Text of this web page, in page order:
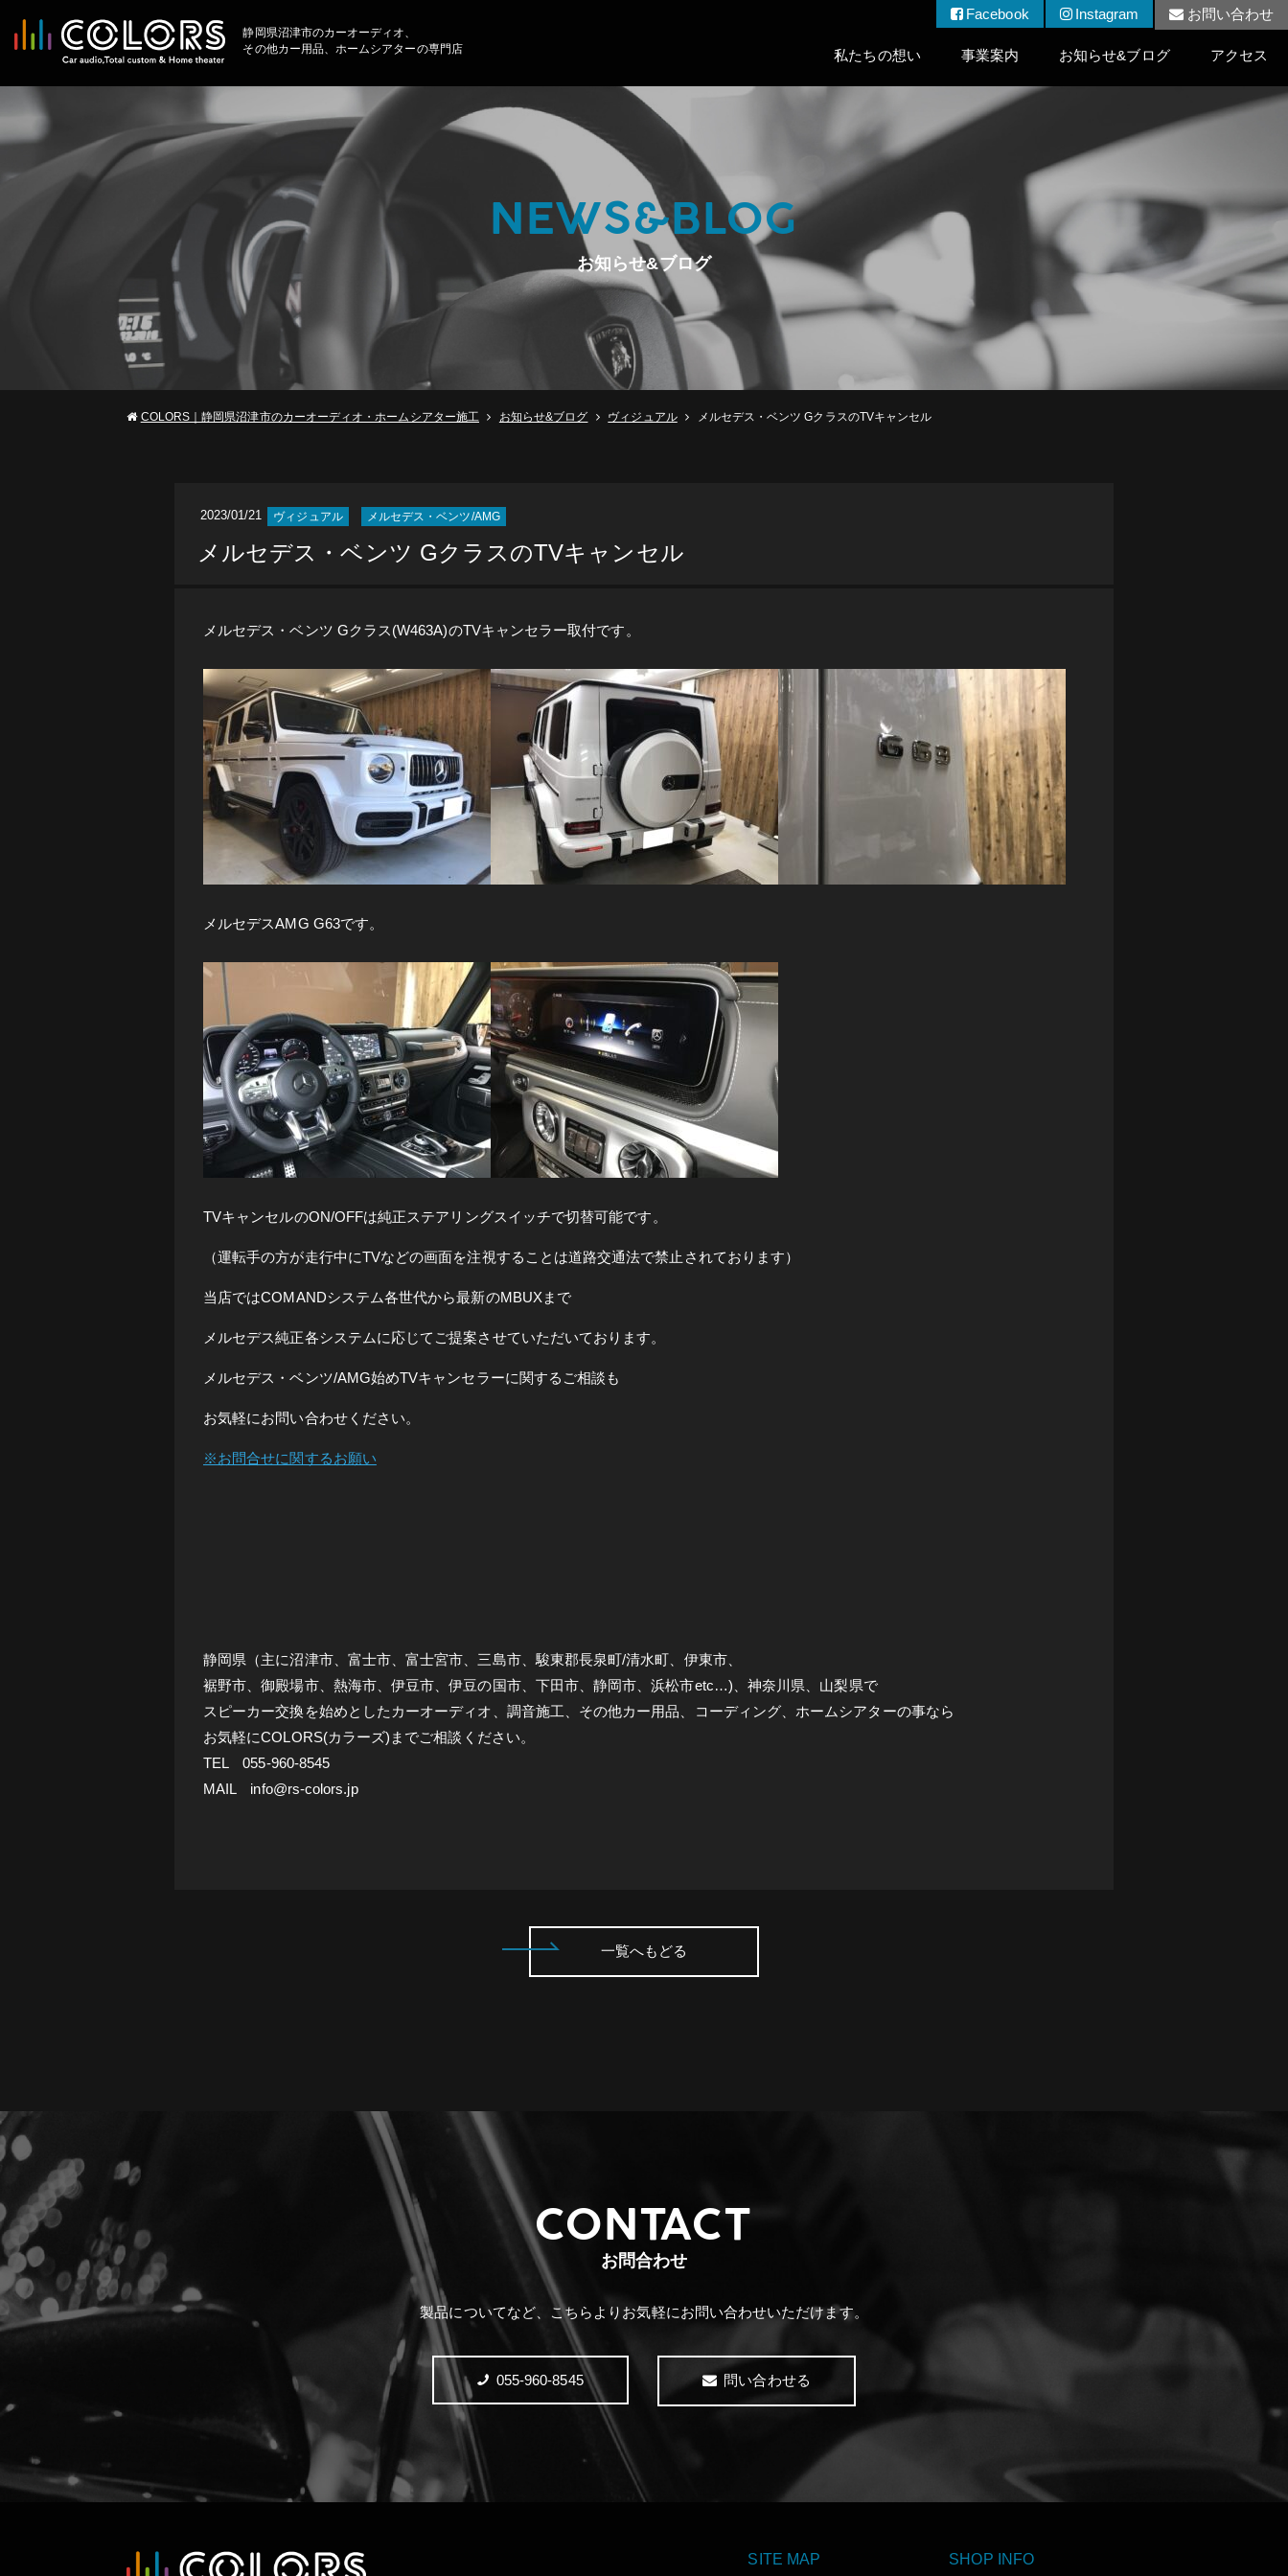
静岡県沼津市のカーオーディオ、
その他カー用品、ホームシアターの専門店
Facebook Instagram お問い合わせ
私たちの想い 事業案内 お知らせ&ブログ アクセス
NEWS&BLOG
お知らせ&ブログ
COLORS｜静岡県沼津市のカーオーディオ・ホームシアター施工 お知らせ&ブログ ヴィジュアル メルセデス・ベンツ GクラスのTVキャンセル
2023/01/21 ヴィジュアル メルセデス・ベンツ/AMG
メルセデス・ベンツ GクラスのTVキャンセル
メルセデス・ベンツ Gクラス(W463A)のTVキャンセラー取付です。
メルセデスAMG G63です。
TVキャンセルのON/OFFは純正ステアリングスイッチで切替可能です。
（運転手の方が走行中にTVなどの画面を注視することは道路交通法で禁止されております）
当店ではCOMANDシステム各世代から最新のMBUXまで
メルセデス純正各システムに応じてご提案させていただいております。
メルセデス・ベンツ/AMG始めTVキャンセラーに関するご相談も
お気軽にお問い合わせください。
※お問合せに関するお願い
静岡県（主に沼津市、富士市、富士宮市、三島市、駿東郡長泉町/清水町、伊東市、
裾野市、御殿場市、熱海市、伊豆市、伊豆の国市、下田市、静岡市、浜松市etc…)、神奈川県、山梨県で
スピーカー交換を始めとしたカーオーディオ、調音施工、その他カー用品、コーディング、ホームシアターの事なら
お気軽にCOLORS(カラーズ)までご相談ください。
TEL 055-960-8545
MAIL info@rs-colors.jp
一覧へもどる
CONTACT
お問合わせ
製品についてなど、こちらより お気軽にお問い合わせいただけます。
055-960-8545 問い合わせる
SITE MAP SHOP INFO